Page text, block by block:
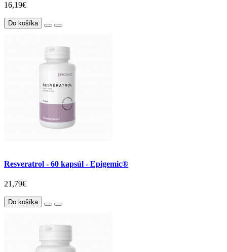
16,19€
Do košíka
Resveratrol - 60 kapsúl - Epigemic®
21,79€
Do košíka